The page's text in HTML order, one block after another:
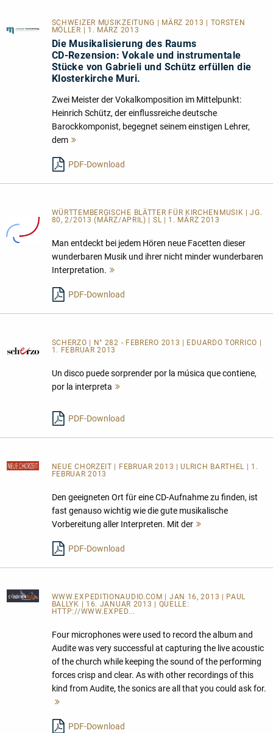
SCHWEIZER MUSIKZEITUNG | MÄRZ 2013 | TORSTEN
MÖLLER | 1. MÄRZ 2013
Die Musikalisierung des Raums
CD-Rezension: Vokale und instrumentale
Stücke von Gabrieli und Schütz erfüllen die
Klosterkirche Muri.
Zwei Meister der Vokalkomposition im Mittelpunkt:
Heinrich Schütz, der einflussreiche deutsche
Barockkomponist, begegnet seinem einstigen Lehrer,
dem
PDF-Download
WÜRTTEMBERGISCHE BLÄTTER FÜR KIRCHENMUSIK | JG.
80, 2/2013 (MÄRZ/APRIL) | SL | 1. MÄRZ 2013
Man entdeckt bei jedem Hören neue Facetten dieser
wunderbaren Musik und ihrer nicht minder wunderbaren
Interpretation.
PDF-Download
SCHERZO | N° 282 - FEBRERO 2013 | EDUARDO TORRICO |
1. FEBRUAR 2013
Un disco puede sorprender por la música que contiene,
por la interpreta
PDF-Download
NEUE CHORZEIT
| FEBRUAR 2013 | ULRICH BARTHEL | 1.
FEBRUAR 2013
Den geeigneten Ort für eine CD-Aufnahme zu finden, ist
fast genauso wichtig wie die gute musikalische
Vorbereitung aller Interpreten. Mit der
PDF-Download
WWW.EXPEDITIONAUDIO.COM
| JAN 16, 2013 | PAUL
BALLYK | 16. JANUAR 2013 | QUELLE:
HTTP://WWW.EXPED...
Four microphones were used to record the album and
Audite was very successful at capturing the live acoustic
of the church while keeping the sound of the performing
forces crisp and clear. As with other recordings of this
kind from Audite, the sonics are all that you could ask for.
PDF-Download